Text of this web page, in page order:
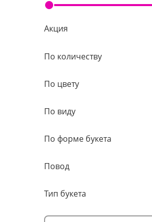
Акция
По количеству
По цвету
По виду
По форме букета
Повод
Тип букета